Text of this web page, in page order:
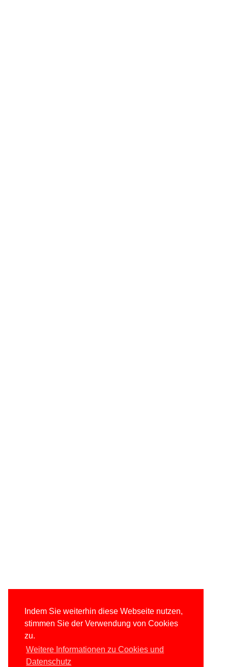
Indem Sie weiterhin diese Webseite nutzen,
stimmen Sie der Verwendung von Cookies
zu.
Weitere Informationen zu Cookies und
Datenschutz